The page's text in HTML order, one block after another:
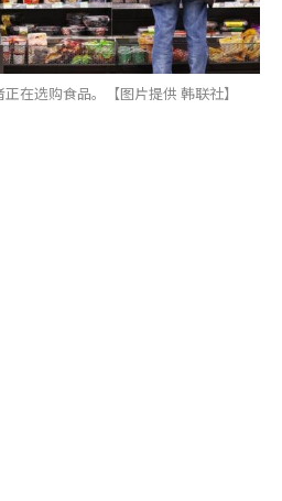
在选购食品。【图片提供 韩联社】